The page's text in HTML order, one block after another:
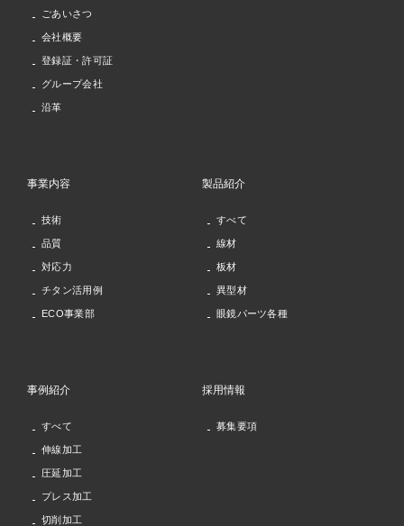
ごあいさつ
会社概要
登録証・許可証
グループ会社
沿革
事業内容
技術
品質
対応力
チタン活用例
ECO事業部
製品紹介
すべて
線材
板材
異型材
眼鏡パーツ各種
事例紹介
すべて
伸線加工
圧延加工
プレス加工
切削加工
採用情報
募集要項